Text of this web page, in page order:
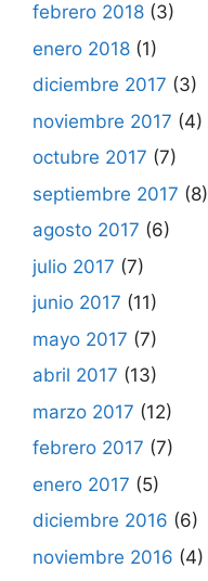
febrero 2018 (3)
enero 2018 (1)
diciembre 2017 (3)
noviembre 2017 (4)
octubre 2017 (7)
septiembre 2017 (8)
agosto 2017 (6)
julio 2017 (7)
junio 2017 (11)
mayo 2017 (7)
abril 2017 (13)
marzo 2017 (12)
febrero 2017 (7)
enero 2017 (5)
diciembre 2016 (6)
noviembre 2016 (4)